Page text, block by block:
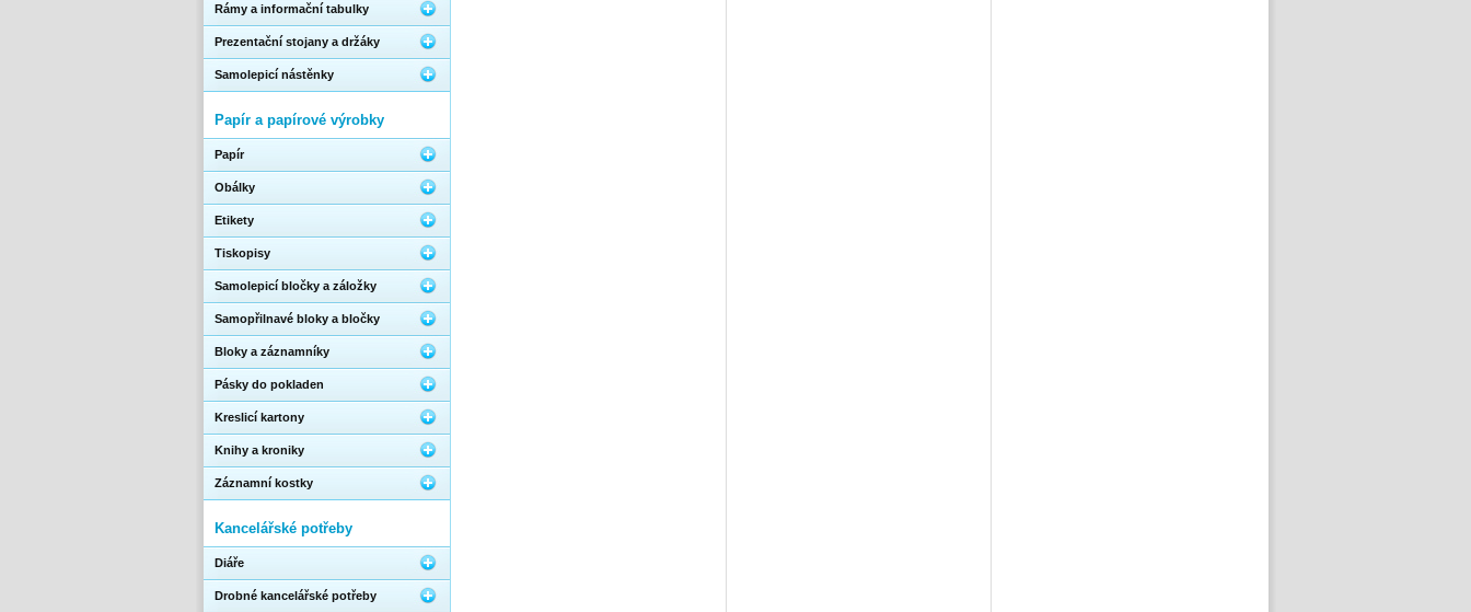
Rámy a informační tabulky
Prezentační stojany a držáky
Samolepicí nástěnky
Papír a papírové výrobky
Papír
Obálky
Etikety
Tiskopisy
Samolepicí bločky a záložky
Samopřilnavé bloky a bločky
Bloky a záznamníky
Pásky do pokladen
Kreslicí kartony
Knihy a kroniky
Záznamní kostky
Kancelářské potřeby
Diáře
Drobné kancelářské potřeby